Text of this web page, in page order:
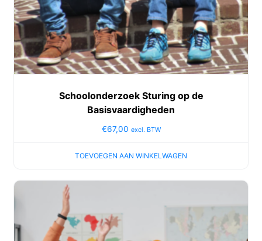
Schoolonderzoek Sturing op de
Basisvaardigheden
€67,00 excl. BTW
TOEVOEGEN AAN WINKELWAGEN